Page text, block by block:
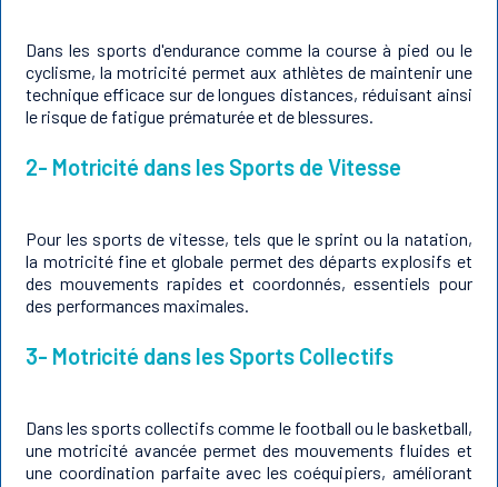
Dans les sports d'endurance comme la course à pied ou le
cyclisme, la motricité permet aux athlètes de maintenir une
technique efficace sur de longues distances, réduisant ainsi
le risque de fatigue prématurée et de blessures.
2- Motricité dans les Sports de Vitesse
Pour les sports de vitesse, tels que le sprint ou la natation,
la motricité fine et globale permet des départs explosifs et
des mouvements rapides et coordonnés, essentiels pour
des performances maximales.
3- Motricité dans les Sports Collectifs
Dans les sports collectifs comme le football ou le basketball,
une motricité avancée permet des mouvements fluides et
une coordination parfaite avec les coéquipiers, améliorant